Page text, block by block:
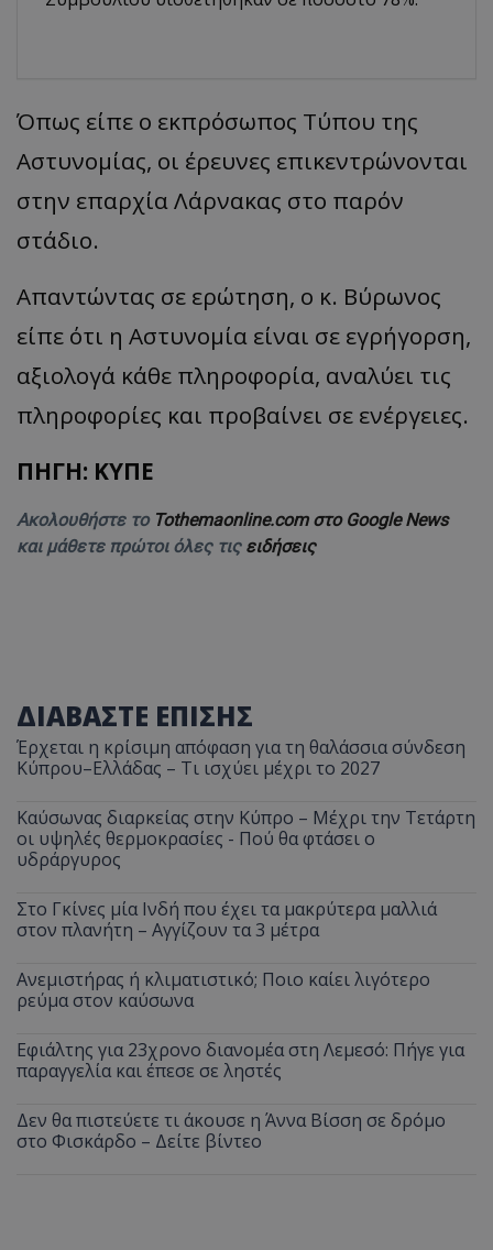
Όπως είπε ο εκπρόσωπος Τύπου της
Αστυνομίας, οι έρευνες επικεντρώνονται
στην επαρχία Λάρνακας στο παρόν
στάδιο.
Απαντώντας σε ερώτηση, ο κ. Βύρωνος
είπε ότι η Αστυνομία είναι σε εγρήγορση,
αξιολογά κάθε πληροφορία, αναλύει τις
πληροφορίες και προβαίνει σε ενέργειες.
ΠΗΓΗ: ΚΥΠΕ
Ακολουθήστε το Tothemaonline.com στο Google News
και μάθετε πρώτοι όλες τις ειδήσεις
ΔΙΑΒΑΣΤΕ ΕΠΙΣΗΣ
Έρχεται η κρίσιμη απόφαση για τη θαλάσσια σύνδεση
Κύπρου–Ελλάδας – Τι ισχύει μέχρι το 2027
Καύσωνας διαρκείας στην Κύπρο – Μέχρι την Τετάρτη
οι υψηλές θερμοκρασίες - Πού θα φτάσει ο
υδράργυρος
Στο Γκίνες μία Ινδή που έχει τα μακρύτερα μαλλιά
στον πλανήτη – Αγγίζουν τα 3 μέτρα
Ανεμιστήρας ή κλιματιστικό; Ποιο καίει λιγότερο
ρεύμα στον καύσωνα
Εφιάλτης για 23χρονο διανομέα στη Λεμεσό: Πήγε για
παραγγελία και έπεσε σε ληστές
Δεν θα πιστεύετε τι άκουσε η Άννα Βίσση σε δρόμο
στο Φισκάρδο – Δείτε βίντεο